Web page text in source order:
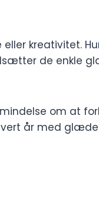
kreativitet.
de enkle
om at
år med